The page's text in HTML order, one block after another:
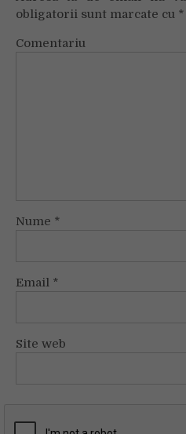
obligatorii sunt marcate cu *
Comentariu
Nume *
Email *
Site web